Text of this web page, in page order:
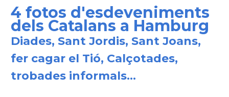
4 fotos d'esdeveniments
dels Catalans a Hamburg
Diades, Sant Jordis, Sant Joans,
fer cagar el Tió, Calçotades,
trobades informals...